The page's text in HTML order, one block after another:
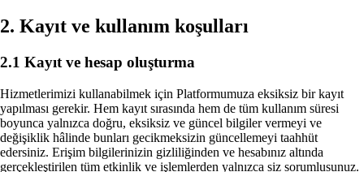
Kendi altyapınızda sürtünmesiz ticaret—%100
dönüşüm.
Yapay zeka ile telefon siparişi
mutfağa.
Kiosk ile sipariş PREVIEW
Self-servis kiosk; misafirlerin tüm menüyü görmesini,
doğrudan mutfağa.
Entegrasyonlar
Restoranınızı işletmek ve büyütmek için tek bir bağlantılı
Signature Releases
Büyük güncellemeleri ve yenilikleri keşfedin.
2. Kayıt ve kullanım koşulları
2.1 Kayıt ve hesap oluşturma
Hizmetlerimizi kullanabilmek için Platformumuza eksiksiz bir kayıt
yapılması gerekir. Hem kayıt sırasında hem de tüm kullanım süresi
boyunca yalnızca doğru, eksiksiz ve güncel bilgiler vermeyi ve
değişiklik hâlinde bunları gecikmeksizin güncellemeyi taahhüt
edersiniz. Erişim bilgilerinizin gizliliğinden ve hesabınız altında
gerçekleştirilen tüm etkinlik ve işlemlerden yalnızca siz sorumlusunuz.